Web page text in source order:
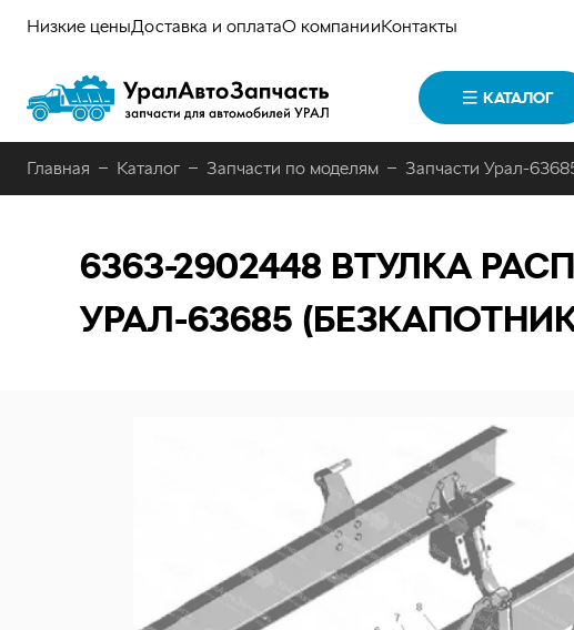
Низкие ценыДоставка и оплатаО компанииКонтакты
КАТАЛОГ
Главная Каталог Запчасти по моделям Запчасти Урал-
6363-2902448 ВТУЛКА
УРАЛ-63685